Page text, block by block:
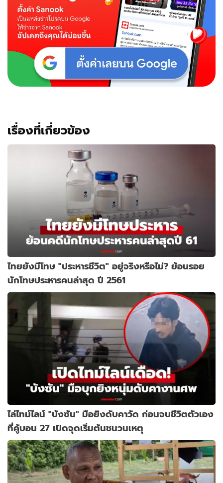
เรื่องที่เกี่ยวข้อง
ไทยยังมีโทษ "ประหารชีวิต" อยู่จริงหรือไม่? ย้อนรอย
นักโทษประหารคนล่าสุด ปี 2561
ไล่ไทม์ไลน์ "บังซัน" มือยิงดับคาวัด ก่อนจบชีวิตตัวเอง
ที่คู้บอน 27 เปิดจุดเริ่มต้นชนวนเหตุ